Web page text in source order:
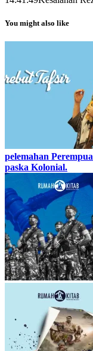
You might also like
pelemahan
paska Kolonial.